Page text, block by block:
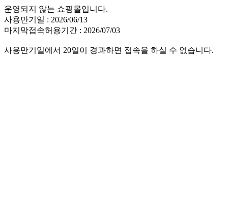
운영되지 않는 쇼핑몰입니다.
사용만기일 : 2026/06/13
마지막접속허용기간 : 2026/07/03
사용만기일에서 20일이 경과하면 접속을 하실 수 없습니다.